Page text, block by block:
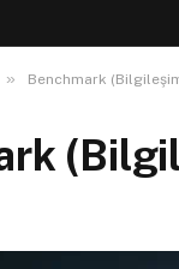
» Benchmark